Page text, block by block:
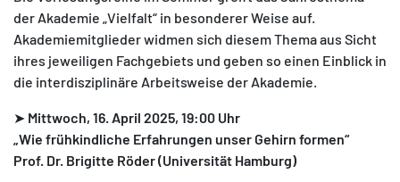
der Akademie „Vielfalt“ in besonderer Weise auf.
Akademiemitglieder widmen sich diesem Thema aus Sicht
ihres jeweiligen Fachgebiets und geben so einen Einblick in
die interdisziplinäre Arbeitsweise der Akademie.
➤ Mittwoch, 16. April 2025, 19:00 Uhr
„Wie frühkindliche Erfahrungen unser Gehirn formen“
Prof. Dr. Brigitte Röder (Universität Hamburg)